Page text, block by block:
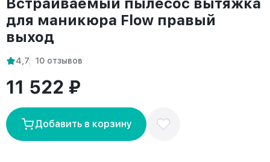
для маникюра Flow правый
выход
4,7 10 отзывов
11 522 ₽
Добавить в корзину